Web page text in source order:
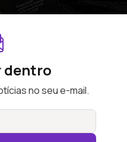
dentro
no seu e-mail.